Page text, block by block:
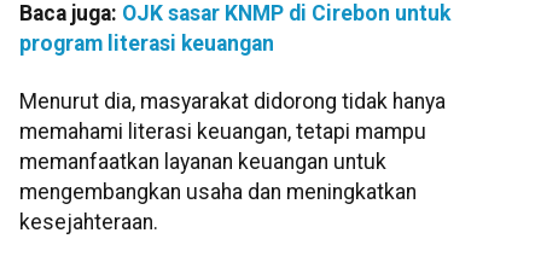
Baca juga: OJK sasar KNMP di Cirebon untuk
program literasi keuangan
Menurut dia, masyarakat didorong tidak hanya
memahami literasi keuangan, tetapi mampu
memanfaatkan layanan keuangan untuk
mengembangkan usaha dan meningkatkan
kesejahteraan.